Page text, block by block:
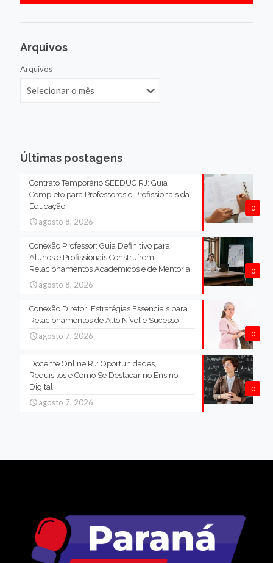
Arquivos
Arquivos
Últimas postagens
0
Contrato Temporário SEEDUC RJ: Guia
Completo para Professores e Profissionais da
Educação
agosto 8, 2026
0
Conexão Professor: Guia Definitivo para
Alunos e Profissionais Construírem
Relacionamentos Acadêmicos e de Mentoria
agosto 8, 2026
0
Conexão Diretor: Estratégias Essenciais para
Relacionamentos de Alto Nível e Sucesso
agosto 7, 2026
0
Docente Online RJ: Oportunidades,
Requisitos e Como Se Destacar no Ensino
Digital
agosto 7, 2026